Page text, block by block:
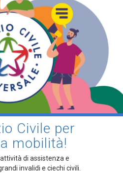
Civile per
mobilità!
di assistenza e
invalidi e ciechi civili.